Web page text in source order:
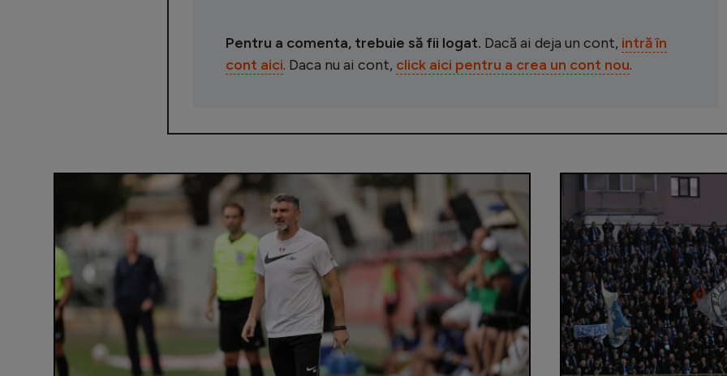
Pentru a comenta, trebuie să fii logat. Dacă ai deja un cont, intră în
cont aici. Daca nu ai cont, click aici pentru a crea un cont nou.